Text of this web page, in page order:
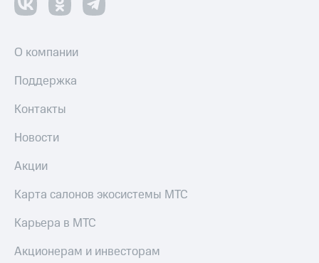
О компании
Поддержка
Контакты
Новости
Акции
Карта салонов экосистемы МТС
Карьера в МТС
Акционерам и инвесторам